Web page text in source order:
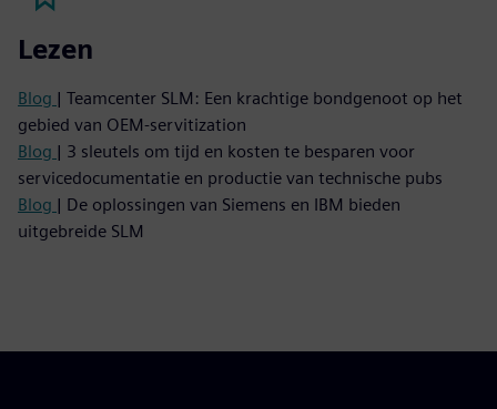
Lezen
Blog | Teamcenter SLM: Een krachtige bondgenoot op het
gebied van OEM-servitization
Blog | 3 sleutels om tijd en kosten te besparen voor
servicedocumentatie en productie van technische pubs
Blog | De oplossingen van Siemens en IBM bieden
uitgebreide SLM